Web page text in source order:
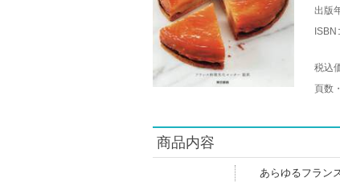
出版
ISBN
税込
頁数
商品内容
あらゆるフラン